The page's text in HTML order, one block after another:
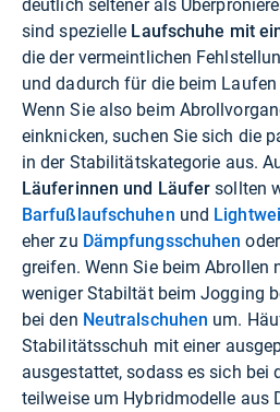
deutlich seltener als
sind spezielle Laufschuhe mit
die der vermeintlichen
und dadurch für die beim
Wenn Sie also beim
einknicken, suchen Sie sich die
in der Stabilitätskategorie aus.
Läuferinnen und Läufer sollten
Barfußlaufschuhen und
eher zu Dämpfungsschuhen
greifen. Wenn Sie beim Abrollen
weniger Stabiltät beim Jogging
bei den Neutralschuhen um.
Stabilitätsschuh mit einer
ausgestattet, sodass es sich bei
teilweise um Hybridmodelle aus